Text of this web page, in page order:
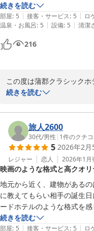
蒲郡クラシックホテル　宿
蒲郡クラシックホテル
2026-05-18
そのような中でも、海側の
ただけたこと、また鉄板焼
言葉を大変嬉しく拝読いた
料理やソースについてご満
りましても大きな励みと
つきましても具体的なご
元ならではの魅力をより
う、今後のメニュー作りの
これからも、歴史あるホ
により快適で思い出深い
ます。
また機会がございました
ッフ一同、心よりお待ち申
蒲郡クラシックホテル　宿
蒲郡クラシックホテル
2026-05-14
ました。朝晩とも2階のサン
ンチでしたが、食器が全て
暖かいものは器まで熱いく
て、地のものをふんだんに
れるタイミングも絶妙で、
能しました。お部屋もリニ
画面が二つあるのにはびっ
ァなのが嬉しかったです。
いう事がないかな、という
続きを読む
部屋: 5 | 接客・サービス: 5 | ロ
温泉・お風呂: 5 | 設備: 5 | 清潔
216
この度は蒲郡クラシック
ございます。
歴史ある建物や庭園、竹
をお過ごしいただけたご
た、お食事やサービス、
いお言葉を頂戴し、心より
リニューアルいたしました
で何よりでございます。
後の改善の参考とさせてい
これからも心地よいご滞在
で、ぜひまたお疲れを癒し
続きを読む
旅人2600
30代/男性 | 1件のクチコ
5 2026年2月
レジャー 恋人 2026年1月
映画のような格式と高クオ
地元から近く、建物がある
に教えてもらい相手の誕生
ードホテルのような格式を
をお願いしたのですが、電
した。正直ホテルの朝食は
続きを読む
部屋: 5 | 接客・サービス: 5 | ロ